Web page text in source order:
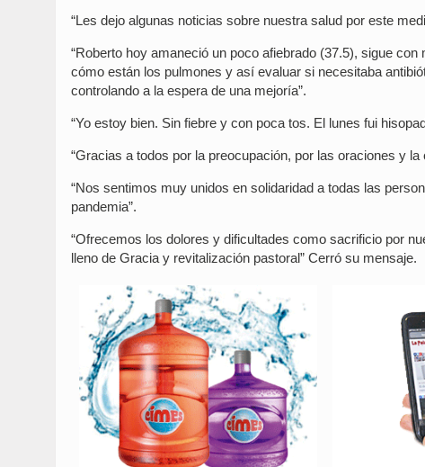
“Les dejo algunas noticias sobre nuestra salud por este
“Roberto hoy amaneció un poco afiebrado (37.5), sigue
cómo están los pulmones y así evaluar si necesitaba
controlando a la espera de una mejoría”.
“Yo estoy bien. Sin fiebre y con poca tos. El lunes fui
“Gracias a todos por la preocupación, por las oraciones y la
“Nos sentimos muy unidos en solidaridad a todas las
pandemia”.
“Ofrecemos los dolores y dificultades como sacrificio por
lleno de Gracia y revitalización pastoral” Cerró su mensaje.